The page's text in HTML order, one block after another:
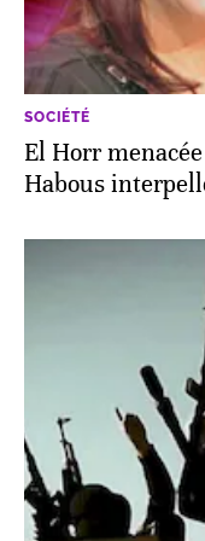
SOCIÉTÉ
El Horr
Habous